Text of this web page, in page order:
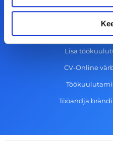
Lisa
CV-Online
Tööandja